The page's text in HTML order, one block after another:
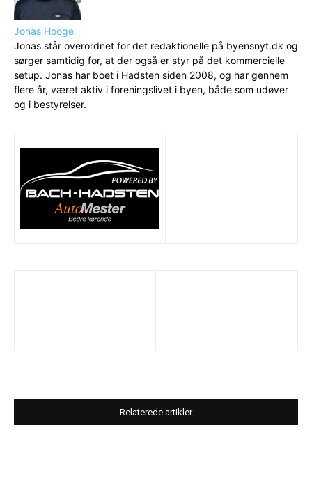
Jonas Hooge
Jonas står overordnet for det redaktionelle på byensnyt.dk og
sørger samtidig for, at der også er styr på det kommercielle
setup. Jonas har boet i Hadsten siden 2008, og har gennem
flere år, været aktiv i foreningslivet i byen, både som udøver
og i bestyrelser.
Relaterede artikler